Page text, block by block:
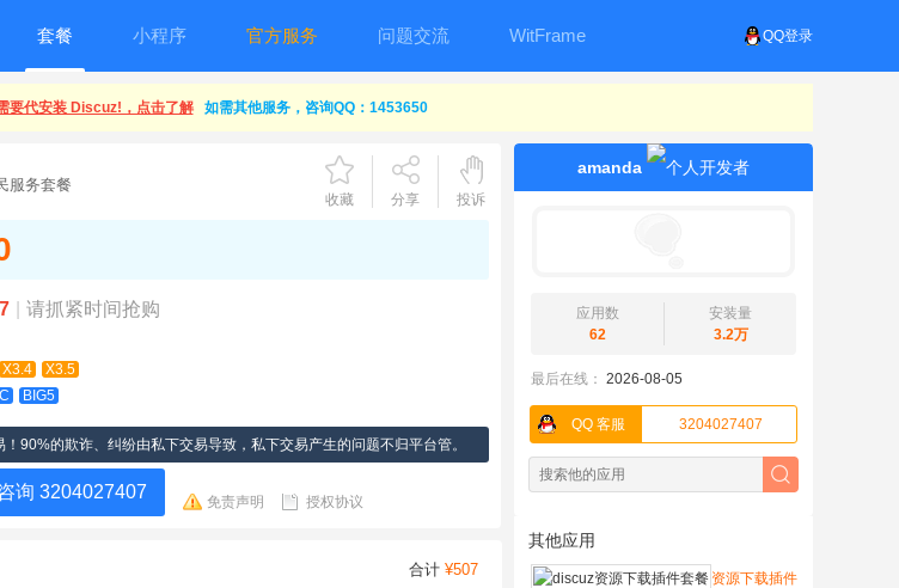
QQ登录
套餐 小程序 官方服务 问题交流 WitFrame
要代安装 Discuz!，点击了解 如需其他服务，咨询QQ：1453650
amanda
应用数
62
安装量
3.2万
最后在线： 2026-08-05
QQ 客服 3204027407
其他应用
资源下载插件
服务套餐
收藏 分享 投诉
请抓紧时间抢购
X3.4
X3.5
BIG5
90%的欺诈、纠纷由私下交易导致，私下交易产生的问题不归平台管。
询 3204027407 免责声明 授权协议
合计 ¥507